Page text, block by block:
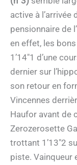
active à l’arrivée
pensionnaire de
en effet, les
1’14″1 d’une
dernier sur
son retour en
Vincennes
Haufor avant de
Zerozerosette
trottant 1’13″2
piste. Vainqueur